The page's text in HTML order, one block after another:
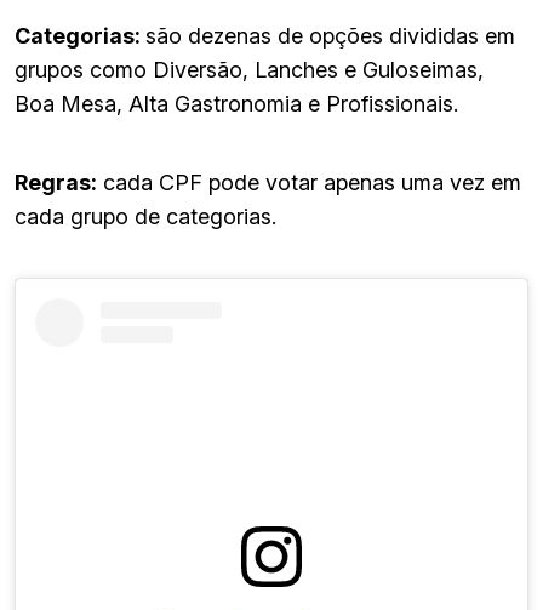
Categorias: são dezenas de opções divididas em
grupos como Diversão, Lanches e Guloseimas,
Boa Mesa, Alta Gastronomia e Profissionais.
Regras: cada CPF pode votar apenas uma vez em
cada grupo de categorias.